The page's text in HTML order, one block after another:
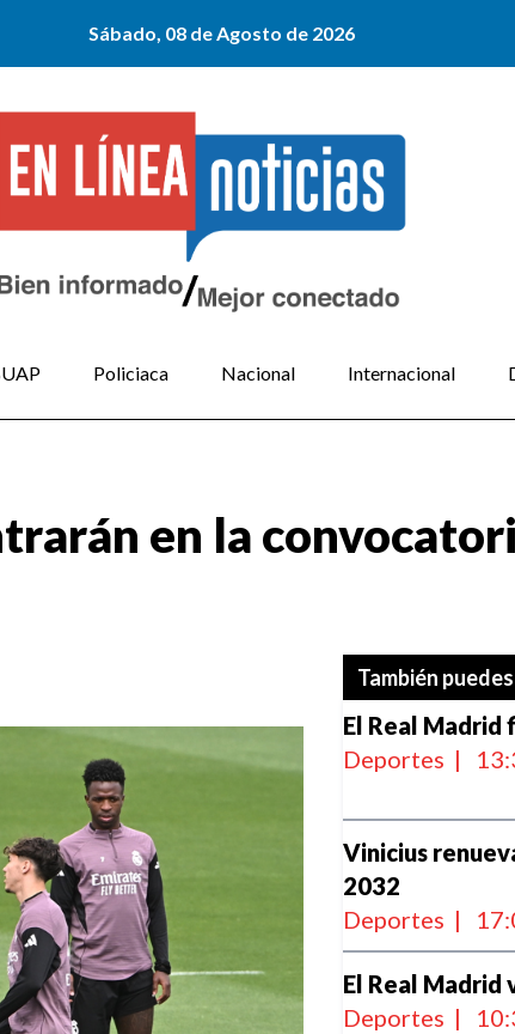
Sábado, 08 de Agosto de 2026
Policiaca Nacional Internacional
en la
También
El Real Madrid
Deportes |
Vinicius
2032
Deportes |
El Real Madrid
Deportes |